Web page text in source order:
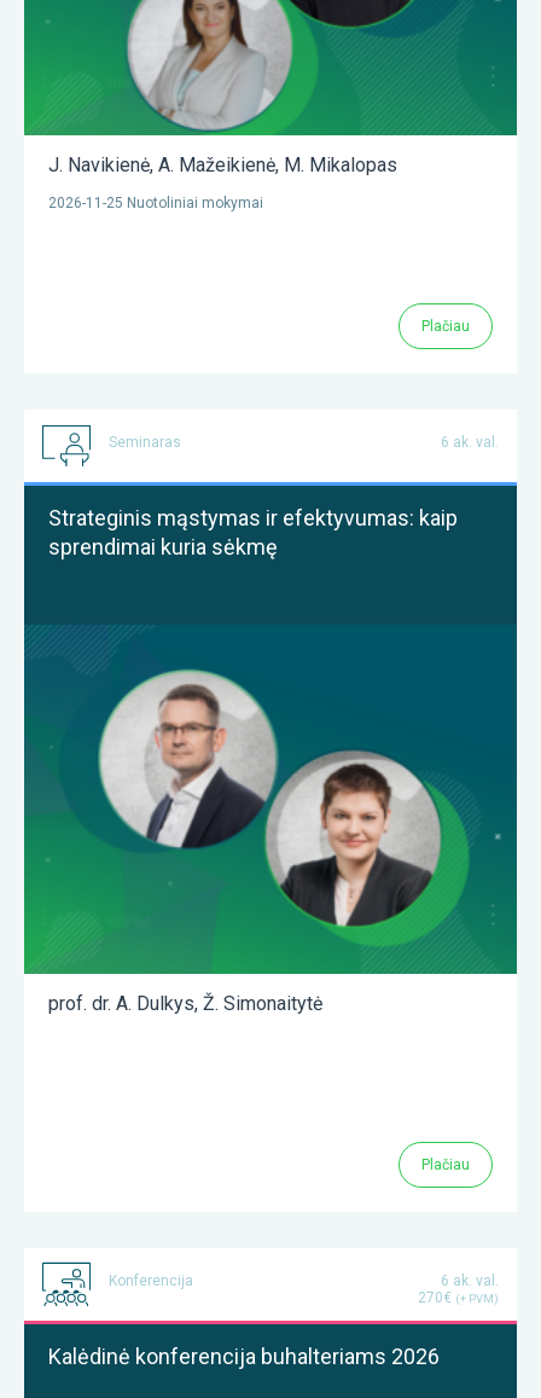
J. Navikienė, A. Mažeikienė, M. Mikalopas
2026-11-25 Nuotoliniai mokymai
Plačiau
Seminaras 6 ak. val.
Strateginis mąstymas ir efektyvumas: kaip
sprendimai kuria sėkmę
prof. dr. A. Dulkys, Ž. Simonaitytė
Plačiau
Konferencija
6 ak. val.
270€ (+ PVM)
Kalėdinė konferencija buhalteriams 2026